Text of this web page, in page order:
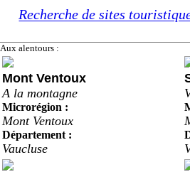
Recherche de sites
Aux alentours :
Mont Ventoux
A la montagne
Microrégion :
Mont Ventoux
Département :
Vaucluse